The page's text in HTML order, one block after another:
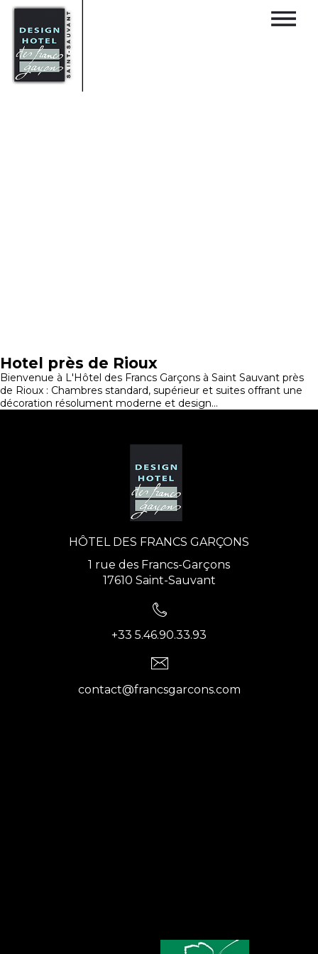
Hotel près de Rioux
Bienvenue à L'Hôtel des Francs Garçons à Saint Sauvant près
de Rioux : Chambres standard, supérieur et suites offrant une
décoration résolument moderne et design...
HÔTEL DES FRANCS GARÇONS
1 rue des Francs-Garçons
17610 Saint-Sauvant
+33 5.46.90.33.93
contact@francsgarcons.com